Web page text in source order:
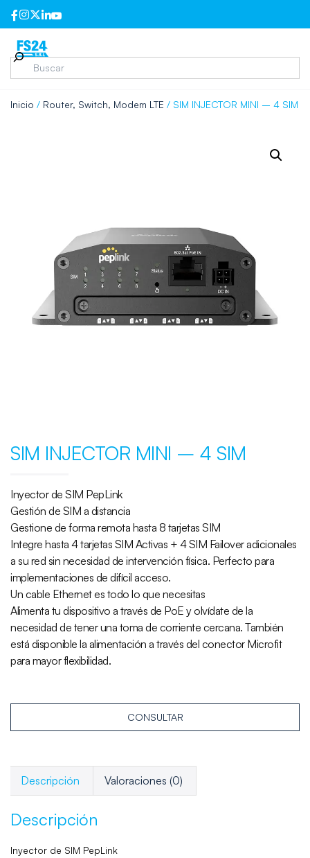
Inicio / Router, Switch, Modem LTE / SIM INJECTOR MINI – 4 SIM
SIM INJECTOR MINI – 4 SIM
Inyector de SIM PepLink
Gestión de SIM a distancia
Gestione de forma remota hasta 8 tarjetas SIM
Integre hasta 4 tarjetas SIM Activas + 4 SIM Failover adicionales
a su red sin necesidad de intervención física. Perfecto para
implementaciones de difícil acceso.
Un cable Ethernet es todo lo que necesitas
Alimenta tu dispositivo a través de PoE y olvídate de la
necesidad de tener una toma de corriente cercana. También
está disponible la alimentación a través del conector Microfit
para mayor flexibilidad.
CONSULTAR
Descripción Valoraciones (0)
Descripción
Inyector de SIM PepLink